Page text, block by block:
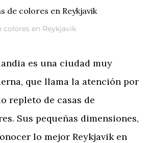
colores en Reykjavik
es una ciudad muy
que llama la atención por
repleto de casas de
Sus pequeñas dimensiones,
lo mejor Reykjavik en